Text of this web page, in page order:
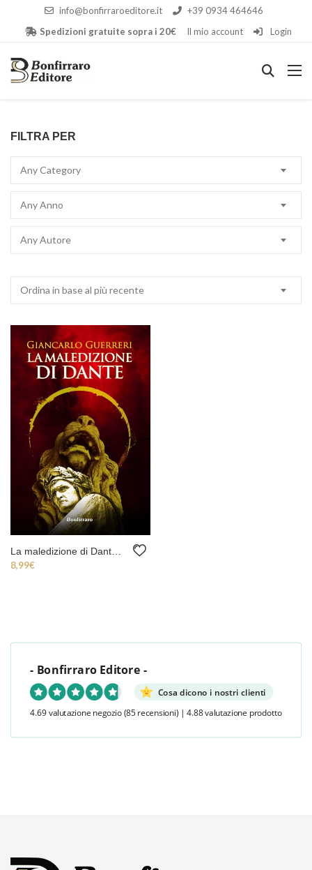
info@bonfirraroeditore.it
+39 0934 464646
Spedizioni gratuite sopra i 20€
Il mio account Login
FILTRA PER
Any Category
Any Anno
Any Autore
Ordina in base al più recente
8,99€
- Bonfirraro Editore -
Cosa dicono i nostri clienti
4.69 valutazione negozio (85 recensioni) | 4.88 valutazione prodotto